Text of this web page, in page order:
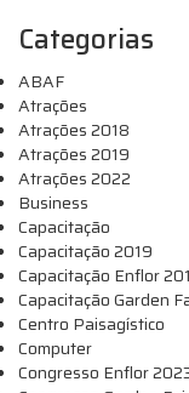
Categorias
ABAF
Atrações
Atrações 2018
Atrações 2019
Atrações 2022
Business
Capacitação
Capacitação 2019
Capacitação Enflor
Capacitação Garden
Centro Paisagístico
Computer
Congresso Enflor